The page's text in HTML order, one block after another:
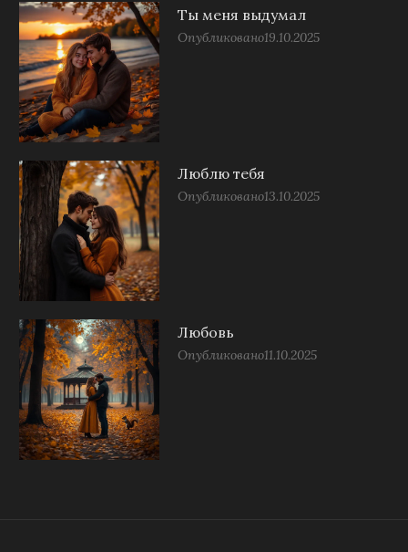
Ты меня выдумал
Опубликовано19.10.2025
Люблю тебя
Опубликовано13.10.2025
Любовь
Опубликовано11.10.2025